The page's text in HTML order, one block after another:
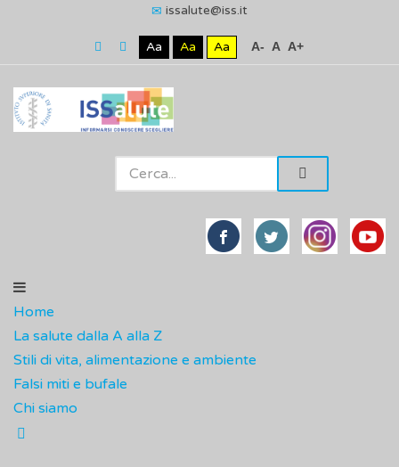
issalute@iss.it
Aa Aa Aa A- A A+
Home
La salute dalla A alla Z
Stili di vita, alimentazione e ambiente
Falsi miti e bufale
Chi siamo